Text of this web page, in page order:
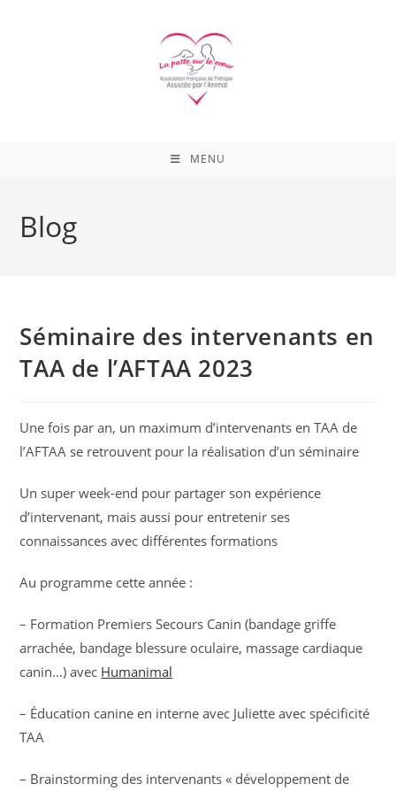
MENU
Blog
Séminaire des intervenants en
TAA de l’AFTAA 2023
Une fois par an, un maximum d’intervenants en TAA de
l’AFTAA se retrouvent pour la réalisation d’un séminaire
Un super week-end pour partager son expérience
d’intervenant, mais aussi pour entretenir ses
connaissances avec différentes formations
Au programme cette année :
– Formation Premiers Secours Canin (bandage griffe
arrachée, bandage blessure oculaire, massage cardiaque
canin…) avec Humanimal
– Éducation canine en interne avec Juliette avec spécificité
TAA
– Brainstorming des intervenants « développement de